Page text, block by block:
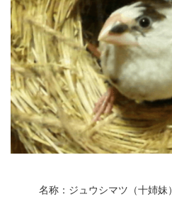
名称：ジュウシマツ（十姉妹）